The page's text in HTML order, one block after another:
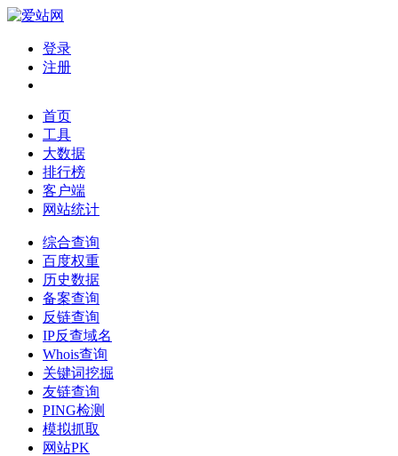
登录
注册
首页
工具
大数据
排行榜
客户端
网站统计
综合查询
百度权重
历史数据
备案查询
反链查询
IP反查域名
Whois查询
关键词挖掘
友链查询
PING检测
模拟抓取
网站PK